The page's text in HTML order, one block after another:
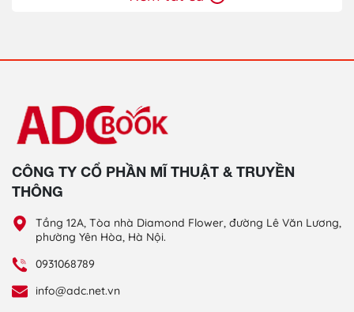
CÔNG TY CỔ PHẦN MĨ THUẬT & TRUYỀN
THÔNG
Tầng 12A, Tòa nhà Diamond Flower, đường Lê Văn Lương,
phường Yên Hòa, Hà Nội.
0931068789
info@adc.net.vn